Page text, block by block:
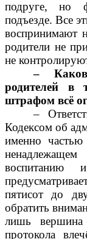
подруге, но
подъезде. Все
воспринимают
родители не
не
–
родителей в
штрафом всё
–
Кодексом об
именно
воспитанию
пятисот до
обратить
лишь вершина
протокола